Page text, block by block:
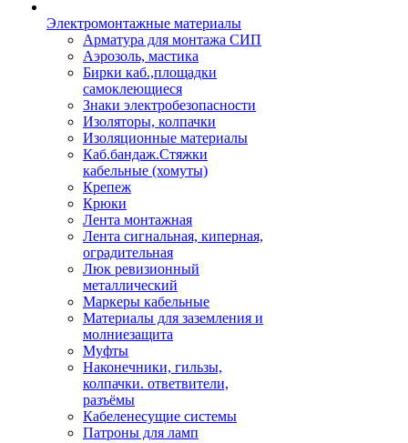
Электромонтажные материалы
Арматура для монтажа СИП
Аэрозоль, мастика
Бирки каб.,площадки
самоклеющиеся
Знаки электробезопасности
Изоляторы, колпачки
Изоляционные материалы
Каб.бандаж.Стяжки
кабельные (хомуты)
Крепеж
Крюки
Лента монтажная
Лента сигнальная, киперная,
оградительная
Люк ревизионный
металлический
Маркеры кабельные
Материалы для заземления и
молниезащита
Муфты
Наконечники, гильзы,
колпачки. ответвители,
разъёмы
Кабеленесущие системы
Патроны для ламп